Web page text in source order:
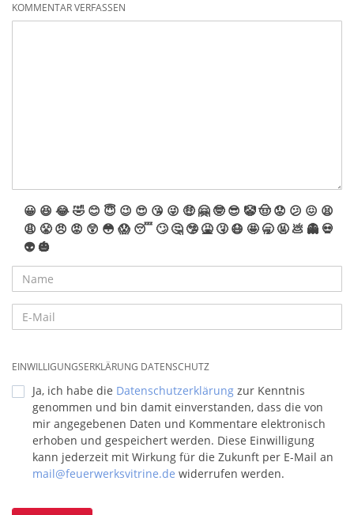
KOMMENTAR VERFASSEN
😀 😆 😂🤣 😊 😇 😉 😍 😘 😜 🤑 🤗 🤓 😎 🤡🤠 😟 😕 😖 😫
😩 😤 😠 😡 😲 😳 😱 😴 🙄 🤔 🤥 🤮 🤧 😷 🤩 🥱 🤬 💩 👻 💀
👽 🎃
EINWILLIGUNGSERKLÄRUNG DATENSCHUTZ
Ja, ich habe die Datenschutzerklärung zur Kenntnis
genommen und bin damit einverstanden, dass die von
mir angegebenen Daten und Kommentare elektronisch
erhoben und gespeichert werden. Diese Einwilligung
kann jederzeit mit Wirkung für die Zukunft per E-Mail an
mail@feuerwerksvitrine.de widerrufen werden.